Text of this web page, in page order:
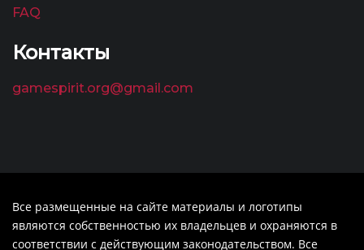
FAQ
Контакты
gamespirit.org@gmail.com
Все размещенные на сайте материалы и логотипы
являются собственностью их владельцев и охраняются в
соответствии с действующим законодательством. Все